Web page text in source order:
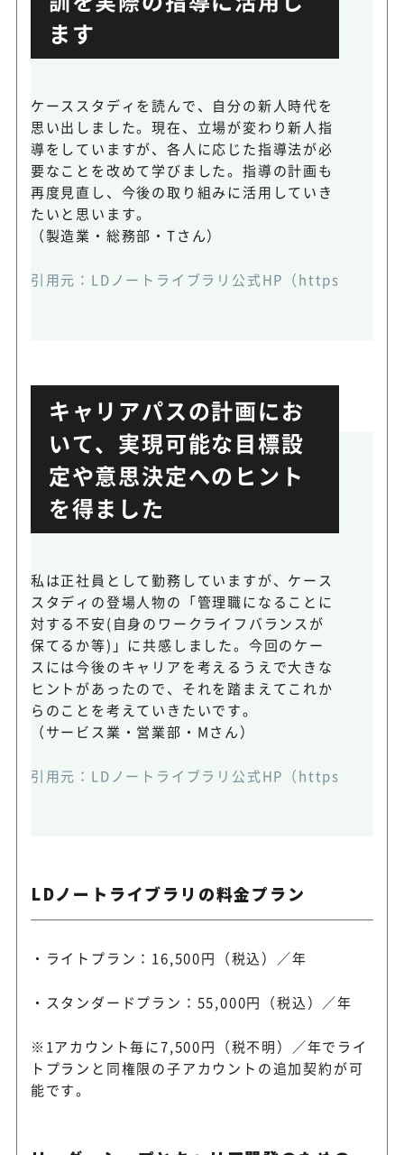
ます
ケーススタディを読んで、自分の新人時代を
思い出しました。現在、立場が変わり新人指
導をしていますが、各人に応じた指導法が必
要なことを改めて学びました。指導の計画も
再度見直し、今後の取り組みに活用していき
たいと思います。
（製造業・総務部・Tさん）
引用元： LDノートライブラリ公式HP（https://
キャリアパスの計画にお
いて、実現可能な目標設
定や意思決定へのヒント
を得ました
私は正社員として勤務していますが、ケース
スタディの登場人物の「管理職になることに
対する不安(自身のワークライフバランスが
保てるか等)」に共感しました。今回のケー
スには今後のキャリアを考えるうえで大きな
ヒントがあったので、それを踏まえてこれか
らのことを考えていきたいです。
（サービス業・営業部・Mさん）
引用元： LDノートライブラリ公式HP（https://
LDノートライブラリの料金プラン
・ライトプラン：16,500円（税込）／年
・スタンダードプラン：55,000円（税込）／年
※1アカウント毎に7,500円（税不明）／年でライ
トプランと同権限の子アカウントの追加契約が可
能です。